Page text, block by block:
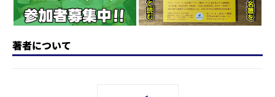
著者について